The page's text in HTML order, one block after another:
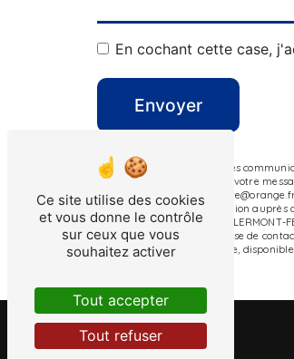
En cochant cette case,
Envoyer
** Les données personnelles
le seul but de répondre à votre
FERRAND
d’introduire une réclamation auprès
Z.A.C du Petit Clos, 63100
pendant la période de prise de
démarchage téléphonique,
Ce site utilise des cookies
et vous donne le contrôle
sur ceux que vous
souhaitez activer
Tout accepter
Tout refuser